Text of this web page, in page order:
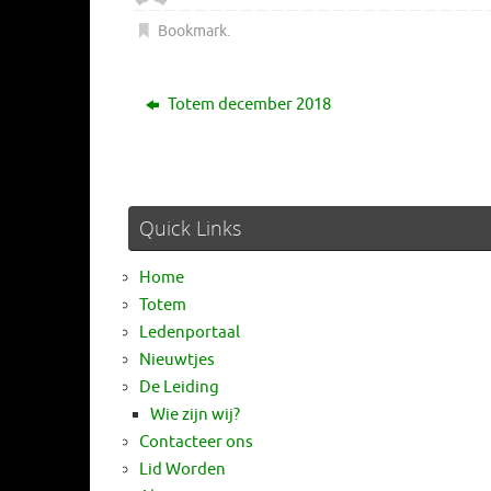
Bookmark.
Totem december 2018
Quick Links
Home
Totem
Ledenportaal
Nieuwtjes
De Leiding
Wie zijn wij?
Contacteer ons
Lid Worden